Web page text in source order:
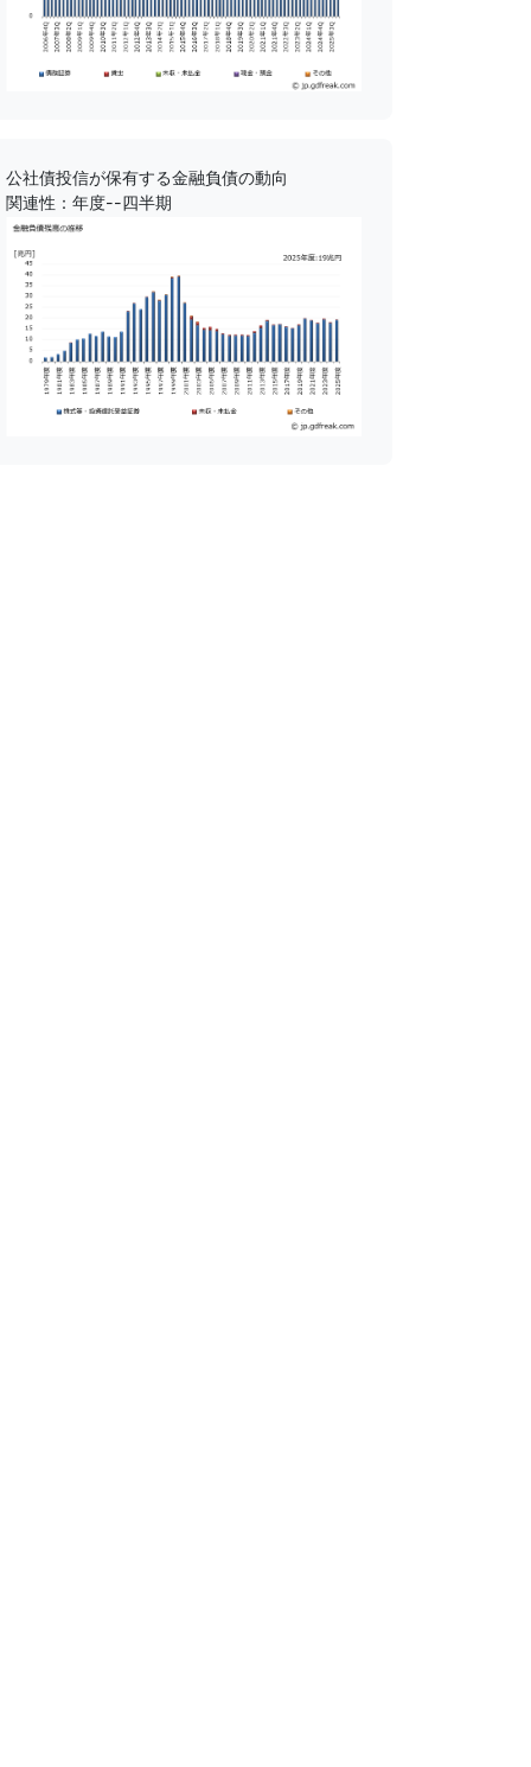
公社債投信が保有する金融負債の動向
関連性：年度--四半期